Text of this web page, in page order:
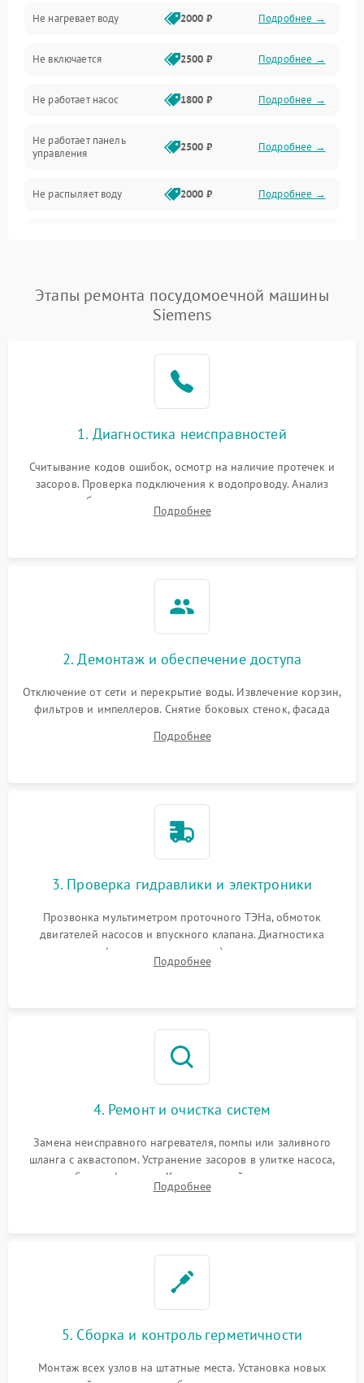
Датчики
Нагрев
Вода
Гигиена
Программное обеспечение
Не нагревает воду 2000 ₽ Подробнее →
Не включается 2500 ₽ Подробнее →
Не работает насос 1800 ₽ Подробнее →
Не работает панель
управления
2500 ₽ Подробнее →
Не распыляет воду 2000 ₽ Подробнее →
Проблемы с набором
воды
1800 ₽ Подробнее →
1700 ₽
циркуляционным насосом
2100 ₽ Подробнее →
Этапы ремонта посудомоечной машины
Siemens
1. Диагностика неисправностей
Считывание кодов ошибок, осмотр на наличие протечек и
засоров. Проверка подключения к водопроводу. Анализ
жалоб на отсутствие слива, нагрева, вращения
разбрызгивателей или срабатывание системы защиты
Подробнее
2. Демонтаж и обеспечение доступа
Отключение от сети и перекрытие воды. Извлечение корзин,
фильтров и импеллеров. Снятие боковых стенок, фасада
циркуляционному насосу, ТЭНу и сливной помпе.
Подробнее
3. Проверка гидравлики и электроники
Прозвонка мультиметром проточного ТЭНа, обмоток
двигателей насосов и впускного клапана. Диагностика
прессостата (датчика уровня воды), датчика мутности,
концевика дверцы и электронного модуля управления.
Подробнее
4. Ремонт и очистка систем
Замена неисправного нагревателя, помпы или заливного
шланга с аквастопом. Устранение засоров в улитке насоса,
патрубках и фильтрах. Компонентный ремонт платы
управления, восстановление поврежденной проводки.
Подробнее
5. Сборка и контроль герметичности
Монтаж всех узлов на штатные места. Установка новых